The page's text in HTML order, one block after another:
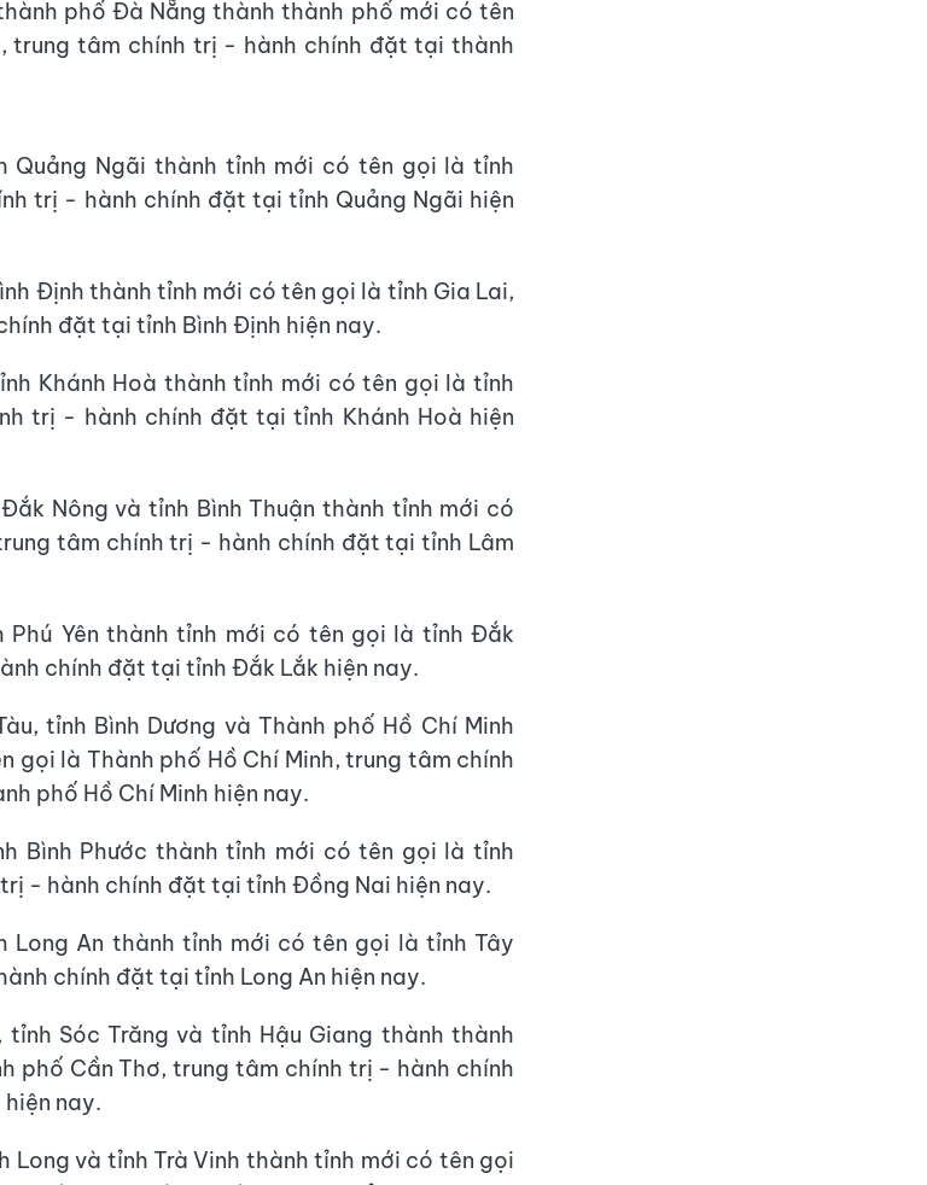
phố Đà Nẵng thành thành phố mới có tên
trung tâm chính trị - hành chính đặt tại thành
Quảng Ngãi thành tỉnh mới có tên gọi là tỉnh
trị - hành chính đặt tại tỉnh Quảng Ngãi hiện
Định thành tỉnh mới có tên gọi là tỉnh Gia Lai,
đặt tại tỉnh Bình Định hiện nay.
Khánh Hoà thành tỉnh mới có tên gọi là tỉnh
trị - hành chính đặt tại tỉnh Khánh Hoà hiện
Nông và tỉnh Bình Thuận thành tỉnh mới có
tâm chính trị - hành chính đặt tại tỉnh Lâm
Yên thành tỉnh mới có tên gọi là tỉnh Đắk
chính đặt tại tỉnh Đắk Lắk hiện nay.
tỉnh Bình Dương và Thành phố Hồ Chí Minh
gọi là Thành phố Hồ Chí Minh, trung tâm chính
phố Hồ Chí Minh hiện nay.
Bình Phước thành tỉnh mới có tên gọi là tỉnh
- hành chính đặt tại tỉnh Đồng Nai hiện nay.
Long An thành tỉnh mới có tên gọi là tỉnh Tây
chính đặt tại tỉnh Long An hiện nay.
Sóc Trăng và tỉnh Hậu Giang thành thành
phố Cần Thơ, trung tâm chính trị - hành chính
nay.
Long và tỉnh Trà Vinh thành tỉnh mới có tên gọi